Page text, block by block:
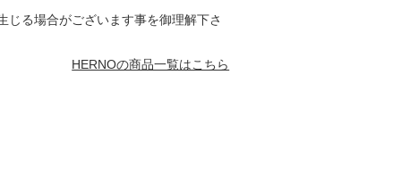
る場合がございます事を御理解下さ
HERNOの商品一覧はこちら